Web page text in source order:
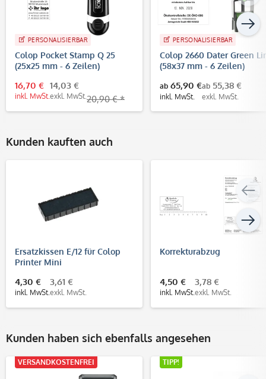
PERSONALISIERBAR
Colop Pocket Stamp Q 25
(25x25 mm - 6 Zeilen)
16,70 €
inkl. MwSt.
14,03 €
exkl. MwSt. 20,90 € *
PERSONALISIERBAR
Colop 2660 Dater Green
(58x37 mm - 6 Zeilen)
ab 65,90 €
inkl. MwSt.
ab 55,38 €
exkl. MwSt.
Kunden kauften auch
Ersatzkissen E/12 für Colop
Printer Mini
4,30 €
inkl. MwSt.
3,61 €
exkl. MwSt.
Korrekturabzug
4,50 €
inkl. MwSt.
3,78 €
exkl. MwSt.
Kunden haben sich ebenfalls angesehen
VERSANDKOSTENFREI TIPP!